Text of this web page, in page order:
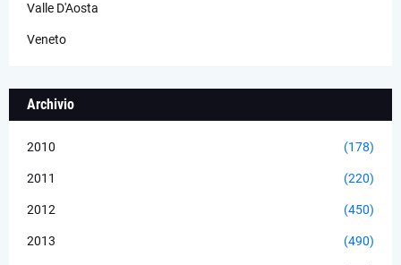
Valle D'Aosta
Veneto
Archivio
2010 (178)
2011 (220)
2012 (450)
2013 (490)